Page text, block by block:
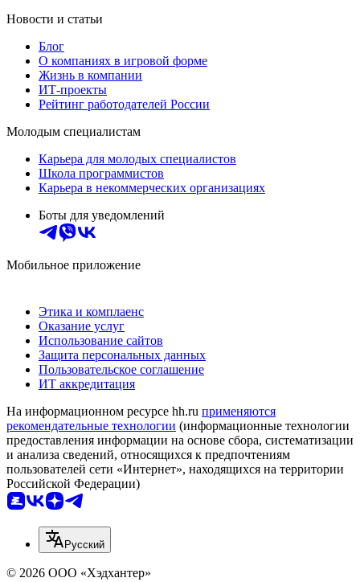
Новости и статьи
Блог
О компаниях в игровой форме
Жизнь в компании
ИТ-проекты
Рейтинг работодателей России
Молодым специалистам
Карьера для молодых специалистов
Школа программистов
Карьера в некоммерческих организациях
Боты для уведомлений
Мобильное приложение
Этика и комплаенс
Оказание услуг
Использование сайтов
Защита персональных данных
Пользовательское соглашение
ИТ аккредитация
На информационном ресурсе hh.ru применяются
рекомендательные технологии (информационные технологии
предоставления информации на основе сбора, систематизации
и анализа сведений, относящихся к предпочтениям
пользователей сети «Интернет», находящихся на территории
Российской Федерации)
Русский
© 2026 ООО «Хэдхантер»